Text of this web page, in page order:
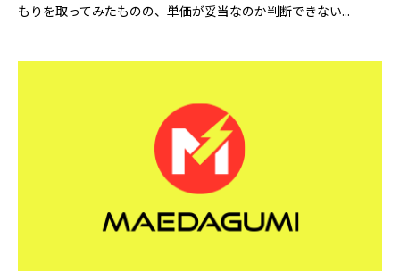
もりを取ってみたものの、単価が妥当なのか判断できない...